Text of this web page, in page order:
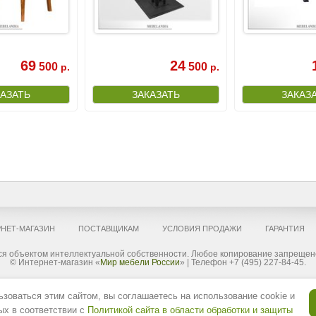
69 500 р. 24 500 р.
МАГАЗИН ПОСТАВЩИКАМ УСЛОВИЯ ПРОДАЖИ ГАРАНТИЯ
объектом интеллектуальной собственности. Любое копирование
© Интернет-магазин « Мир мебели России» | Телефон +7 (495) 227-84-45.
опубликованные на сайте, не являются публичной офертой, определяемой положениями Статьи 437(2) ГК РФ
«Mebelandia.com» вправе частично или полностью изменять комплектацию товара и продукции, условия
цвет мебели, элементы декора и рисунок, могут не соответствовать реальным, в связи с индивидуальными
способа оплаты. «Мир мебели России» не отвечает за качество услуг, оказываемых сторонними организациями
этим сайтом, вы соглашаетесь на использование cookie и
в соответствии с Политикой сайта в области обработки и защиты